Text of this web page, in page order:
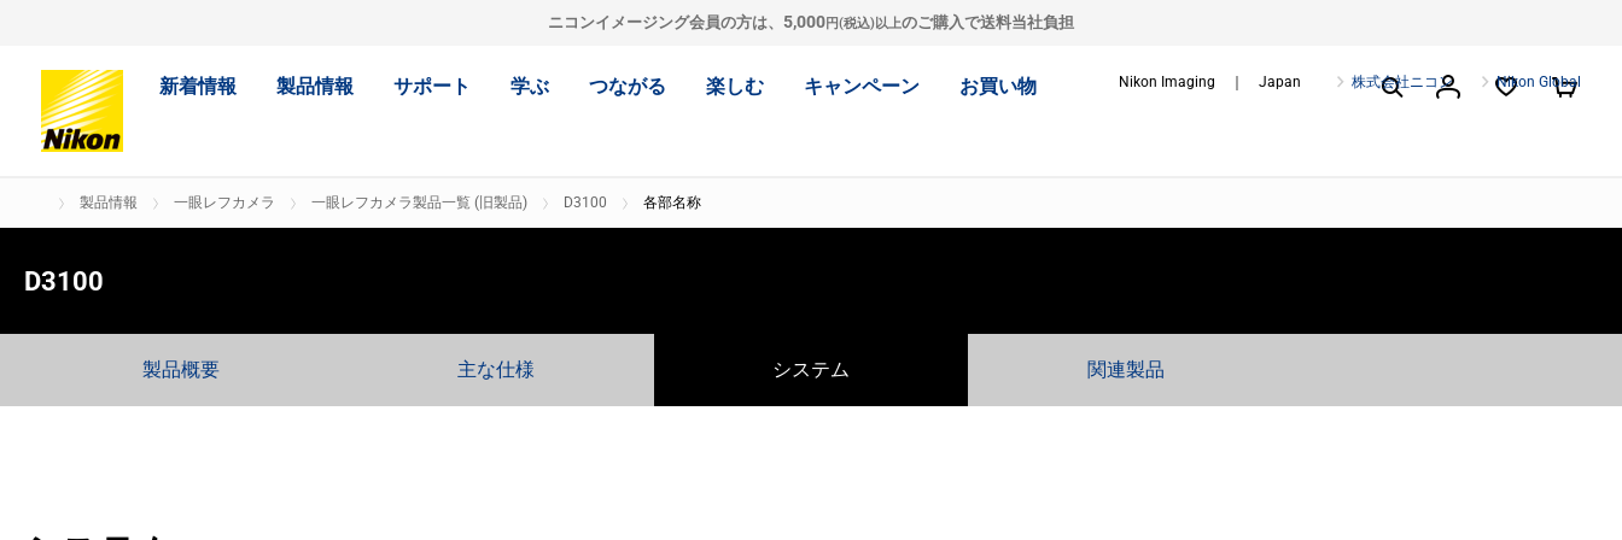
ニコンイメージング会員の方は、 5,000円(税込)以上のご購入で送料当社負担
新着情報 製品情報 サポート 学ぶ つながる 楽しむ キャンペーン お買い物 Nikon Imaging ｜ Japan 株式会社ニコン Nikon Global
製品情報 一眼レフカメラ 一眼レフカメラ製品一覧 (旧製品) D3100 各部名称
D3100
製品概要 主な仕様 システム 関連製品